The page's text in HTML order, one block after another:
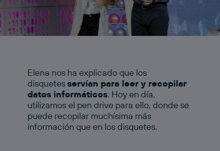
Elena nos ha explicado que los
disquetesservían para leer y recopilar
datos informáticos. Hoy en día,
utilizamos el pen drive para ello, donde se
puede recopilar muchísima más
información que en los disquetes.